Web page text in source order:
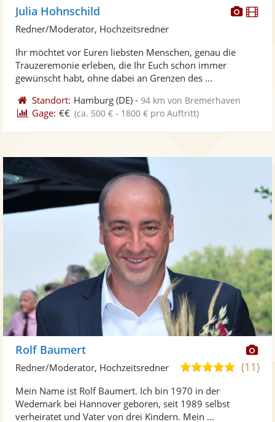
Julia Hohnschild
Redner/Moderator, Hochzeitsredner
Ihr möchtet vor Euren liebsten Menschen, genau die
Trauzeremonie erleben, die Ihr Euch schon immer
gewünscht habt, ohne dabei an Grenzen des ...
Standort: Hamburg (DE) -94 km von Bremerhaven
Gage: €€ (ca. 500 € - 1800 € pro Auftritt)
Rolf Baumert
5,0(11)
Redner/Moderator, Hochzeitsredner
Mein Name ist Rolf Baumert. Ich bin 1970 in der
Wedemark bei Hannover geboren, seit 1989 selbst
verheiratet und Vater von drei Kindern. Mein ...